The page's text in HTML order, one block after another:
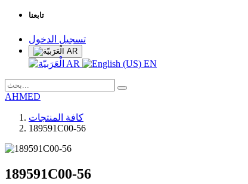
تابعنا
تسجيل الدخول
AR
AR EN
AHMED
كافة المنتجات
189591C00-56
189591C00-56